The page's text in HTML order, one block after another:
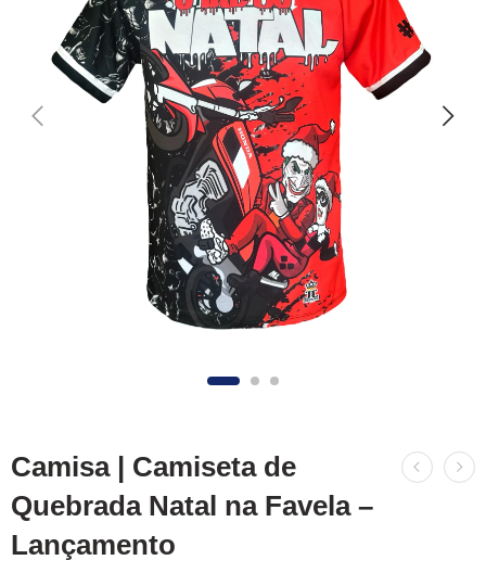
Camisa | Camiseta de
Quebrada Natal na Favela –
Lançamento